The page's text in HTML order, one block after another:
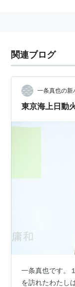
2004年10月1日に
海上火災保険（
（1898年2月創
関連ブログ
一条真也の
東京海上日動
一条真也です。
を訪れたわたし